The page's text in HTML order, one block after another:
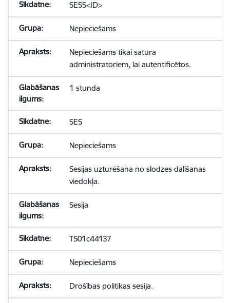
SESS<ID>
Nepieciešams
Nepieciešams tikai satura
administratoriem, lai autentificētos.
1 stunda
SES
Nepieciešams
Sesijas uzturēšana no slodzes dalīšanas
viedokļa.
Sesija
TS01c44137
Nepieciešams
Drošības politikas sesija.